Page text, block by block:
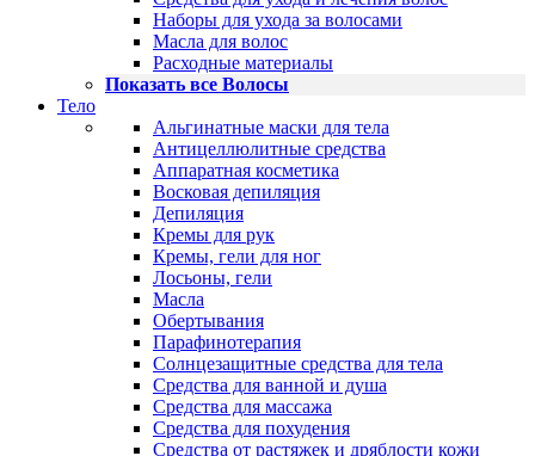
Наборы для ухода за волосами
Масла для волос
Расходные материалы
Показать все Волосы
Тело
Альгинатные маски для тела
Антицеллюлитные средства
Аппаратная косметика
Восковая депиляция
Депиляция
Кремы для рук
Кремы, гели для ног
Лосьоны, гели
Масла
Обертывания
Парафинотерапия
Солнцезащитные средства для тела
Средства для ванной и душа
Средства для массажа
Средства для похудения
Средства от растяжек и дряблости кожи